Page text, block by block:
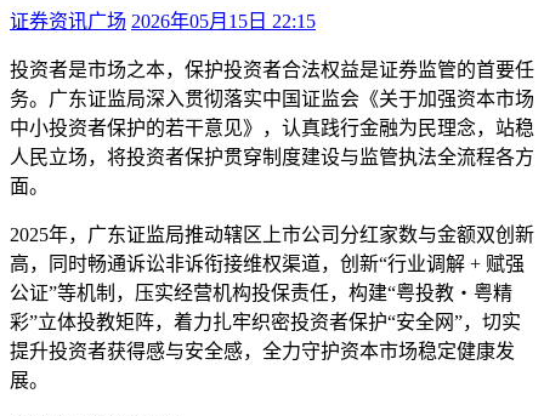
证券资讯广场 2026年05月15日 22:15
投资者是市场之本，保护投资者合法权益是证券监管的首要任
务。广东证监局深入贯彻落实中国证监会《关于加强资本市场
中小投资者保护的若干意见》，认真践行金融为民理念，站稳
人民立场，将投资者保护贯穿制度建设与监管执法全流程各方
面。
2025年，广东证监局推动辖区上市公司分红家数与金额双创新
高，同时畅通诉讼非诉衔接维权渠道，创新“行业调解 + 赋强
公证”等机制，压实经营机构投保责任，构建“粤投教・粤精
彩”立体投教矩阵，着力扎牢织密投资者保护“安全网”，切实
提升投资者获得感与安全感，全力守护资本市场稳定健康发
展。